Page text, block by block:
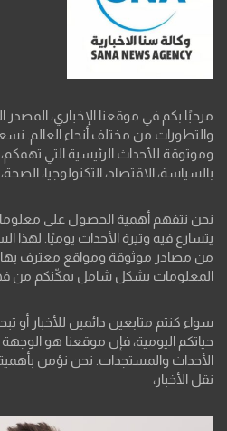
مرحبًا بكم في موقعنا الإخباري، المصدر
والتطورات من مختلف أنحاء العالم.
وموثوقة للأحداث الرئيسية التي
بالسياسة، الاقتصاد، التكنولوجيا،
نحن نتفهم أهمية الحصول على
يتسارع فيه وتيرة الأحداث يوميًا. لهذا
من مصادر موثوقة ومواقع معترف بها،
المعلومات بشكل شامل يمكّنكم من
سواء كنتم متابعين دائمين للأخبار
حياتكم اليومية، فإن موقعنا هو الوجهة
الأحداث والمستجدات. نحن نؤمن
نقل الأخبار،